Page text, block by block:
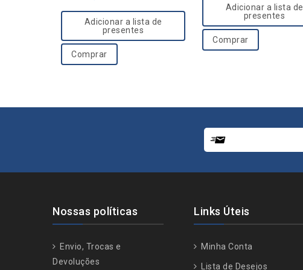
Adicionar a lista de
presentes
Comprar
Adicionar a lista de
presentes
Comprar
Nossas políticas
Envio, Trocas e
Devoluções
Links Úteis
Minha Conta
Lista de Desejos